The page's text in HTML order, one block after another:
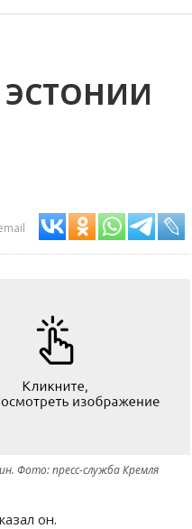
ЭСТОНИИ
Фото: пресс-служба Кремля
он.